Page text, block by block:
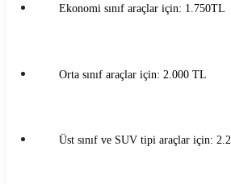
Windy Araç Kiralama Koşulları
Ekonomi sınıf araçlar için: 1.750TL
Orta sınıf araçlar için: 2.000 TL
Üst sınıf ve SUV tipi araçlar için: